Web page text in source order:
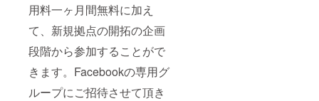
用料一ヶ月間無料に加え
て、新規拠点の開拓の企画
段階から参加することがで
きます。Facebookの専用グ
ループにご招待させて頂き